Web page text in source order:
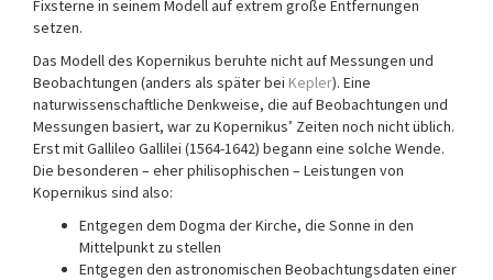
Fixsterne in seinem Modell auf extrem große Entfernungen
setzen.
Das Modell des Kopernikus beruhte nicht auf Messungen und
Beobachtungen (anders als später bei Kepler). Eine
naturwissenschaftliche Denkweise, die auf Beobachtungen und
Messungen basiert, war zu Kopernikus’ Zeiten noch nicht üblich.
Erst mit Gallileo Gallilei (1564-1642) begann eine solche Wende.
Die besonderen – eher philisophischen – Leistungen von
Kopernikus sind also:
Entgegen dem Dogma der Kirche, die Sonne in den
Mittelpunkt zu stellen
Entgegen den astronomischen Beobachtungsdaten einer